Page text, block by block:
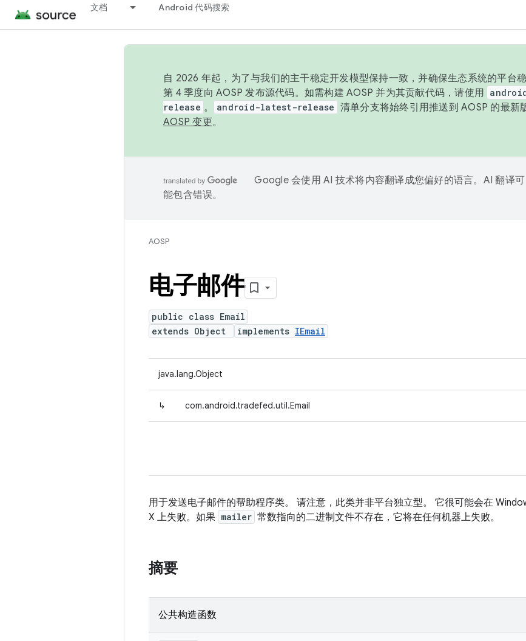
文档 Android 代码搜索
自 2026 年起，为了与我们的主干稳定开发模型保持一致，并确保生态系统的平台
第 4 季度向 AOSP 发布源代码。如需构建 AOSP 并为其贡献代码，请使用
release 。 android-latest-release 清单分支将始终引用推送到 AOSP 的最新
AOSP 变更。
Google 会使用 AI 技术将内容翻译成您偏好的语言。AI 翻译可
能包含错误。
AOSP
电子邮件
public class Email
extends Object
implements IEmail
java.lang.Object
↳ com.android.tradefed.util.Email
用于发送电子邮件的帮助程序类。 请注意，此类并非平台独立型。 它很可能会在
X 上失败。如果 mailer 常数指向的二进制文件不存在，它将在任何机器上失败。
摘要
公共构造函数